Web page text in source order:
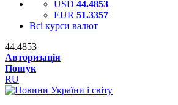
USD 44.4853
EUR 51.3357
Всі курси валют
44.4853
Авторизація
Пошук
RU